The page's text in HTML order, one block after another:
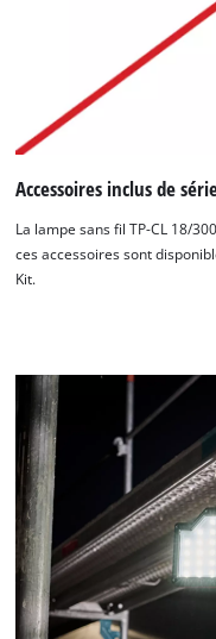
Accessoires inclus de
La lampe sans fil TP-CL 18/
ces accessoires sont
Kit.